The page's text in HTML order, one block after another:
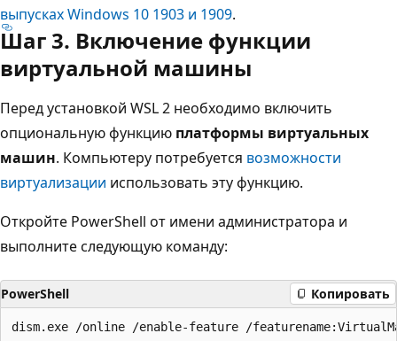
выпусках Windows 10 1903 и 1909.
Шаг 3. Включение функции
виртуальной машины
Перед установкой WSL 2 необходимо включить
опциональную функцию платформы виртуальных
машин. Компьютеру потребуется возможности
виртуализации использовать эту функцию.
Откройте PowerShell от имени администратора и
выполните следующую команду:
PowerShell Копировать